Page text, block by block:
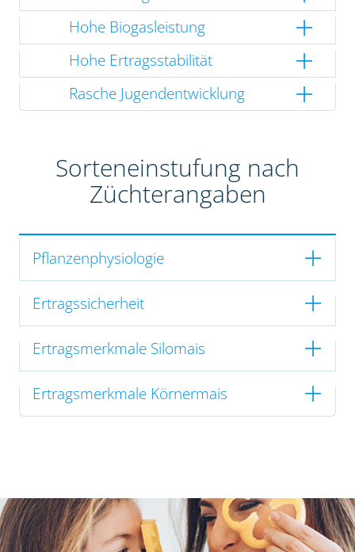
Hohe Biogasleistung
Hohe Ertragsstabilität
Rasche Jugendentwicklung
Sorteneinstufung nach
Züchterangaben
Pflanzenphysiologie
Ertragssicherheit
Ertragsmerkmale Silomais
Ertragsmerkmale Körnermais